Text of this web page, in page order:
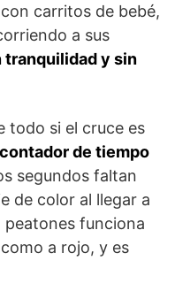
carritos de bebé,
a sus
tranquilidad y sin
todo si el cruce es
de tiempo
segundos faltan
de color al llegar a
funciona
a rojo, y es